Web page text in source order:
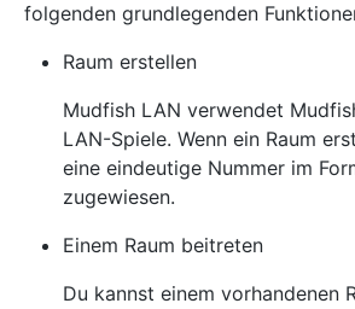
folgenden grundlegenden
Raum erstellen
Mudfish LAN verwendet
LAN-Spiele. Wenn ein Raum
eine eindeutige Nummer im
zugewiesen.
Einem Raum beitreten
Du kannst einem vorhandenen